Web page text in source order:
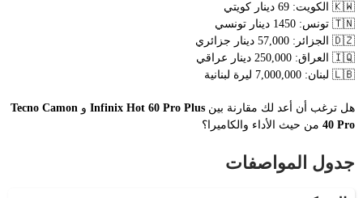
🇰🇼 الكويت: 69 دينار كويتي
🇹🇳 تونس: 1450 دينار تونسي
🇩🇿 الجزائر: 57,000 دينار جزائري
🇮🇶 العراق: 250,000 دينار عراقي
🇱🇧 لبنان: 7,000,000 ليرة لبنانية
هل ترغب أن أعد لك مقارنة بين Infinix Hot 60 Pro Plus و Tecno Camon
40 Pro من حيث الأداء والكاميرا؟
جدول المواصفات